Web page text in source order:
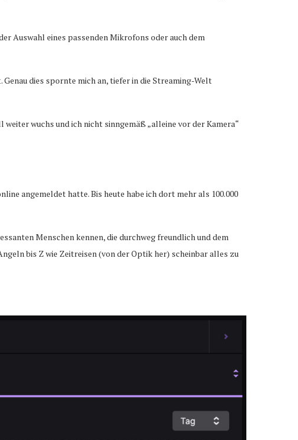
Auswahl eines passenden Mikrofons oder auch dem
dies spornte mich an, tiefer in die Streaming-Welt
wuchs und ich nicht sinngemäß „alleine vor der Kamera“
angemeldet hatte. Bis heute habe ich dort mehr als 100.000
Menschen kennen, die durchweg freundlich und dem
bis Z wie Zeitreisen (von der Optik her) scheinbar alles zu